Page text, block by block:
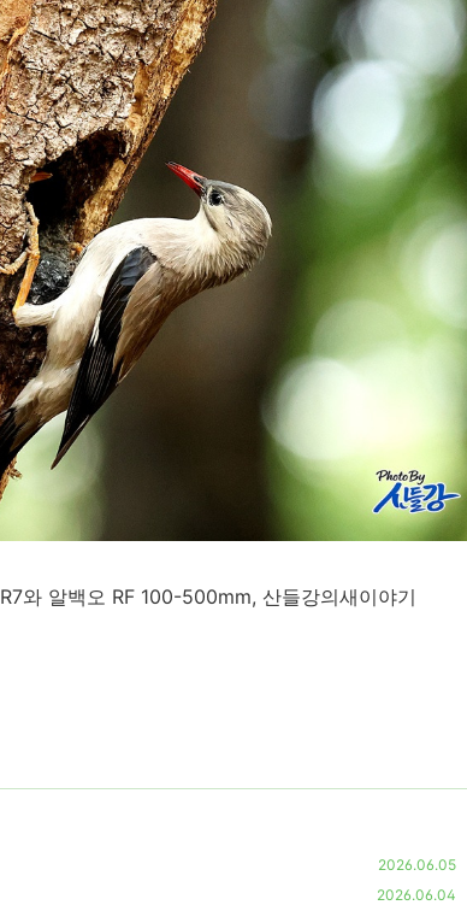
R7와 알백오 RF 100-500mm, 산들강의새이야기
2026.06.05
2026.06.04